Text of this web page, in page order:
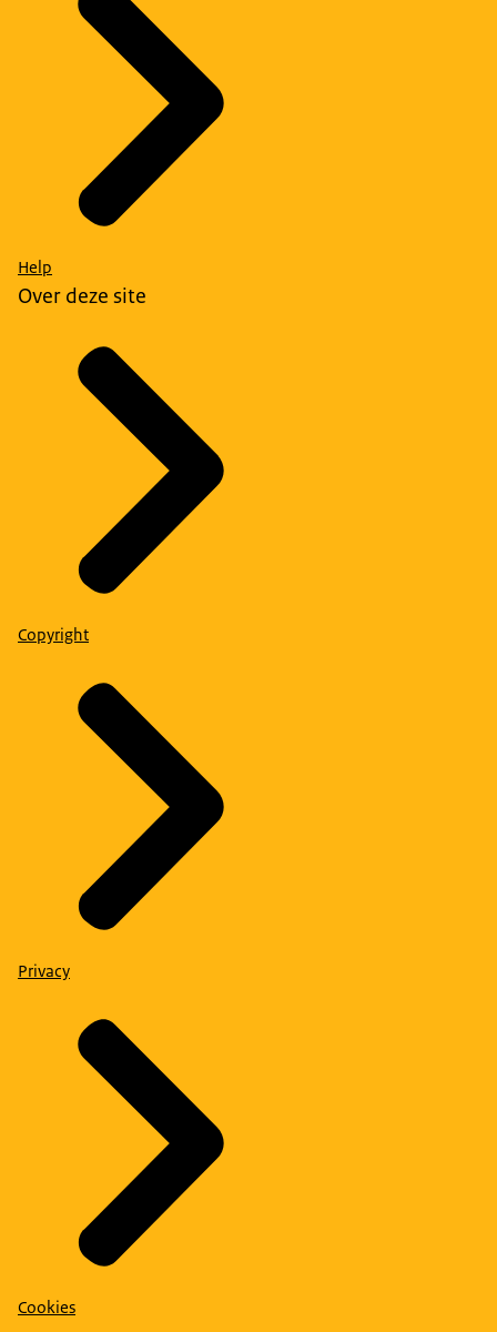
Help
Over deze site
Copyright
Privacy
Cookies